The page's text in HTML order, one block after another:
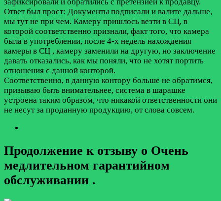
Ответ был прост: Документы подписали и валите дальше,
мы тут не при чем. Камеру пришлось везти в СЦ, в
которой соответственно признали, факт того, что камера
была в употреблении, после 4-х недель нахождения
камеры в СЦ , камеру заменили на другую, но заключение
давать отказались, как мы поняли, что не хотят портить
отношения с данной конторой.
Соответственно, в данную контору больше не обратимся,
призываю быть внимательнее, система в шарашке
устроена таким образом, что никакой ответственности они
не несут за проданную продукцию, от слова совсем.
Продолжение к отзыву о Очень
медлительном гарантийном
обслуживании .